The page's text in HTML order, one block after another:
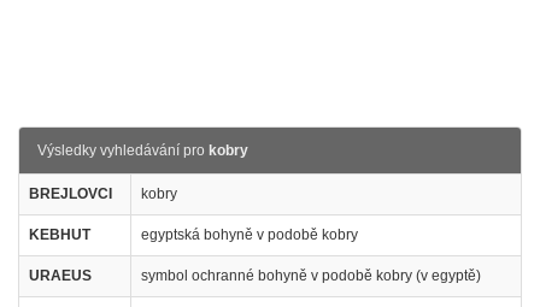
Výsledky vyhledávání pro kobry
BREJLOVCI kobry
KEBHUT egyptská bohyně v podobě kobry
URAEUS symbol ochranné bohyně v podobě kobry (v egyptě)